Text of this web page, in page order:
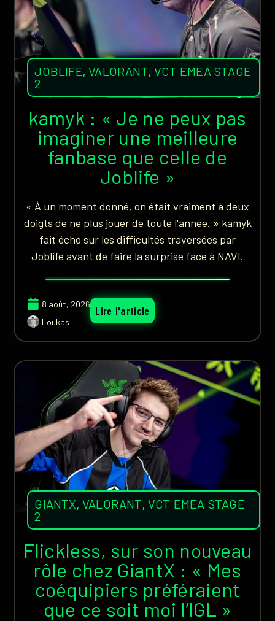
JOBLIFE,VALORANT,VCT EMEA STAGE
2
kamyk : « Je ne peux pas
imaginer une meilleure
fanbase que celle de
Joblife »
« À un moment donné, on était vraiment à deux
doigts de ne plus jouer de toute l'année. » kamyk
fait écho sur les difficultés traversées par
Joblife avant de faire la surprise face à NAVI.
8 août, 2026
Loukas
Lire l'article
GIANTX, VALORANT,VCT EMEA STAGE
2
Flickless, sur son nouveau
rôle chez GiantX : « Mes
coéquipiers préféraient
que ce soit moi l’IGL »